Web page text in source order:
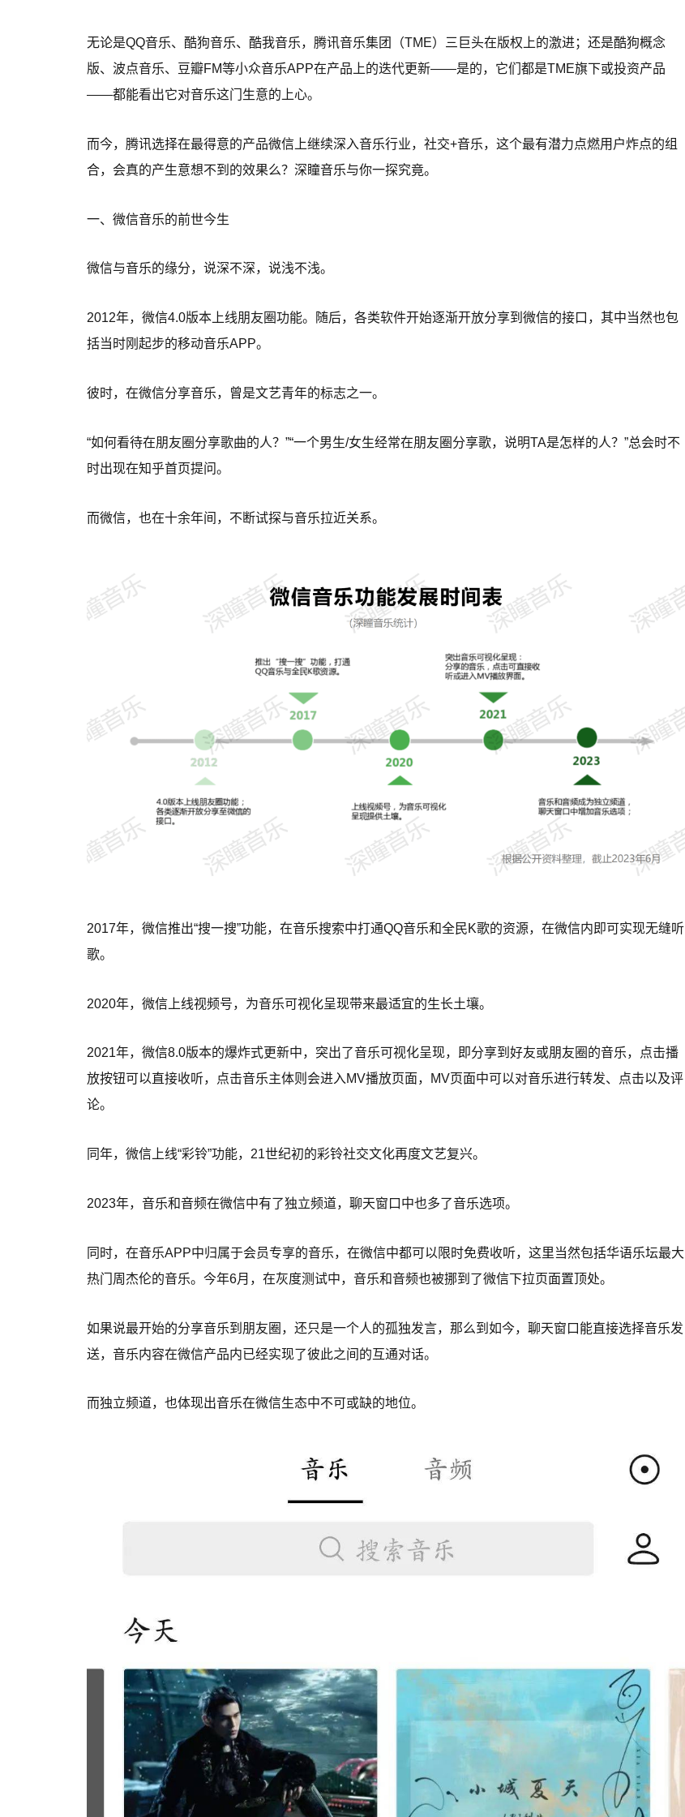
无论是QQ音乐、酷狗音乐、酷我音乐，腾讯音乐集团（TME）三巨头在版权上的激进；还是酷狗概念
版、波点音乐、豆瓣FM等小众音乐APP在产品上的迭代更新——是的，它们都是TME旗下或投资产品
——都能看出它对音乐这门生意的上心。
而今，腾讯选择在最得意的产品微信上继续深入音乐行业，社交+音乐，这个最有潜力点燃用户炸点的组
合，会真的产生意想不到的效果么？深瞳音乐与你一探究竟。
一、微信音乐的前世今生
微信与音乐的缘分，说深不深，说浅不浅。
2012年，微信4.0版本上线朋友圈功能。随后，各类软件开始逐渐开放分享到微信的接口，其中当然也包
括当时刚起步的移动音乐APP。
彼时，在微信分享音乐，曾是文艺青年的标志之一。
“如何看待在朋友圈分享歌曲的人？”“一个男生/女生经常在朋友圈分享歌，说明TA是怎样的人？”总会时不
时出现在知乎首页提问。
而微信，也在十余年间，不断试探与音乐拉近关系。
2017年，微信推出“搜一搜”功能，在音乐搜索中打通QQ音乐和全民K歌的资源，在微信内即可实现无缝听
歌。
2020年，微信上线视频号，为音乐可视化呈现带来最适宜的生长土壤。
2021年，微信8.0版本的爆炸式更新中，突出了音乐可视化呈现，即分享到好友或朋友圈的音乐，点击播
放按钮可以直接收听，点击音乐主体则会进入MV播放页面，MV页面中可以对音乐进行转发、点击以及评
论。
同年，微信上线“彩铃”功能，21世纪初的彩铃社交文化再度文艺复兴。
2023年，音乐和音频在微信中有了独立频道，聊天窗口中也多了音乐选项。
同时，在音乐APP中归属于会员专享的音乐，在微信中都可以限时免费收听，这里当然包括华语乐坛最大
热门周杰伦的音乐。今年6月，在灰度测试中，音乐和音频也被挪到了微信下拉页面置顶处。
如果说最开始的分享音乐到朋友圈，还只是一个人的孤独发言，那么到如今，聊天窗口能直接选择音乐发
送，音乐内容在微信产品内已经实现了彼此之间的互通对话。
而独立频道，也体现出音乐在微信生态中不可或缺的地位。